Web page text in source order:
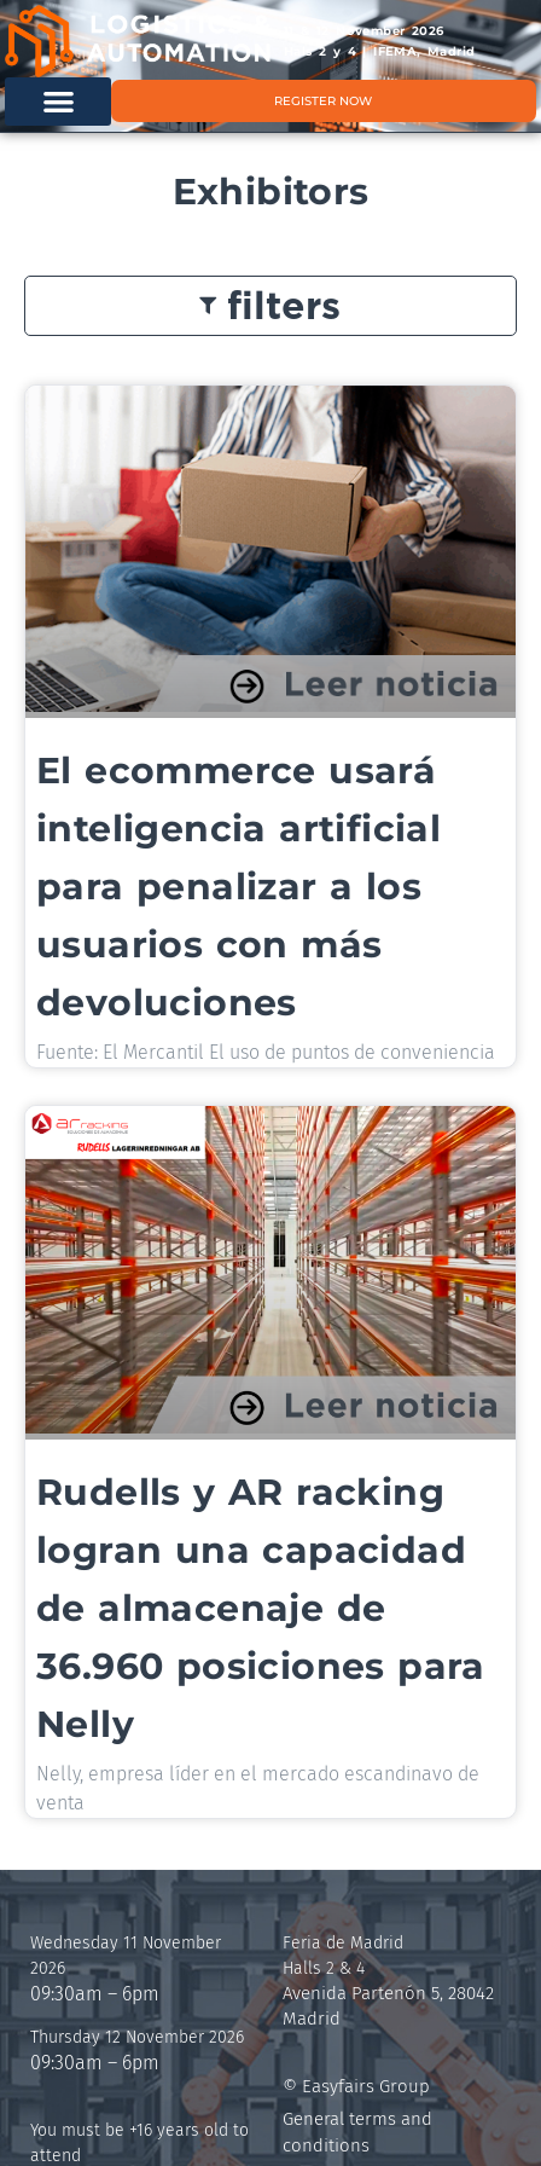
11 & 12 November 2026
Hals 2 y 4 | IFEMA, Madrid
REGISTER NOW
Exhibitors
filters
El ecommerce usará
inteligencia artificial
para penalizar a los
usuarios con más
devoluciones
Fuente: El Mercantil El uso de puntos de conveniencia
Rudells y AR racking
logran una capacidad
de almacenaje de
36.960 posiciones para
Nelly
Nelly, empresa líder en el mercado escandinavo de
venta
Wednesday 11 November
2026
09:30am – 6pm
Thursday 12 November 2026
09:30am – 6pm
You must be +16 years old to
attend
Feria de Madrid
Halls 2 & 4
Avenida Partenón 5, 28042
Madrid
© Easyfairs Group
General terms and
conditions